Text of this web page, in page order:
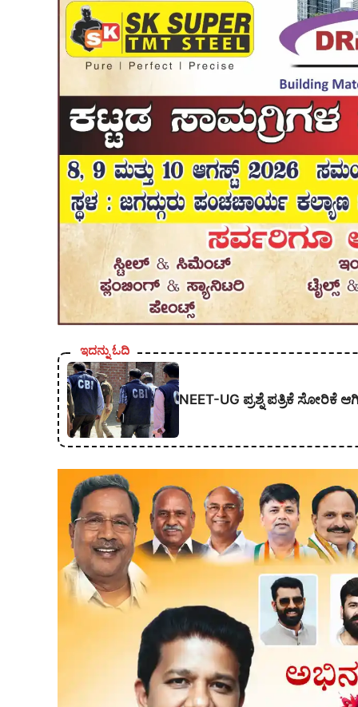
ಇದನ್ನು ಓದಿ
NEET-UG ಪ್ರಶ್ನೆ ಪತ್ರಿಕೆ ಸೋರಿಕೆ